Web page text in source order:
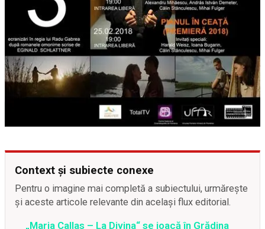
Context și subiecte conexe
Pentru o imagine mai completă a subiectului, urmărește
și aceste articole relevante din același flux editorial.
„Maria Callas – La Divina“ se joacă în Grădina